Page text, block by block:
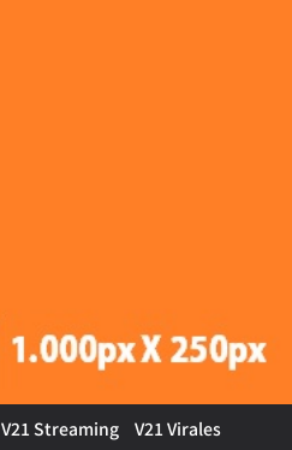
V21 Streaming V21 Virales